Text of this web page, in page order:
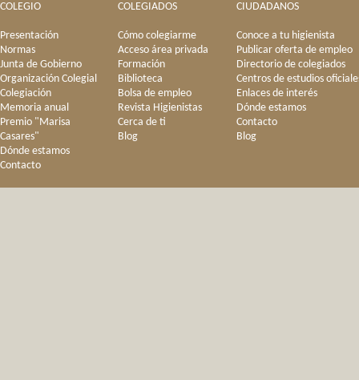
COLEGIO
Presentación
Normas
Junta de Gobierno
Organización Colegial
Colegiación
Memoria anual
Premio "Marisa
Casares"
Dónde estamos
Contacto
COLEGIADOS
Cómo colegiarme
Acceso área privada
Formación
Biblioteca
Bolsa de empleo
Revista Higienistas
Cerca de ti
Blog
CIUDADANOS
Conoce a tu higienista
Publicar oferta de empleo
Directorio de colegiados
Centros de estudios
Enlaces de interés
Dónde estamos
Contacto
Blog